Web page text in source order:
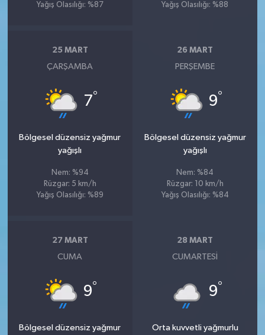
Yağış Olasılığı: %87
Yağış Olasılığı: %88
25 MART
ÇARŞAMBA
7°
Bölgesel düzensiz yağmur
yağışlı
Nem: %94
Rüzgar: 5 km/h
Yağış Olasılığı: %89
26 MART
PERŞEMBE
9°
Bölgesel düzensiz yağmur
yağışlı
Nem: %84
Rüzgar: 10 km/h
Yağış Olasılığı: %84
27 MART
CUMA
9°
Bölgesel düzensiz yağmur
28 MART
CUMARTESI
9°
Orta kuvvetli yağmurlu